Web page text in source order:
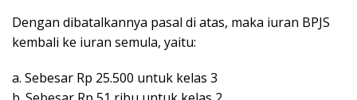
Dengan dibatalkannya pasal di atas, maka iuran BPJS
kembali ke iuran semula, yaitu:
a. Sebesar Rp 25.500 untuk kelas 3